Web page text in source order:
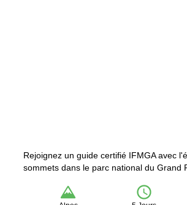
Rejoignez un guide certifié IFMGA avec
sommets dans le parc national du Grand